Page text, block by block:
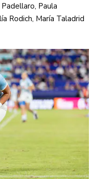
Paula
Rodich, María Taladrid